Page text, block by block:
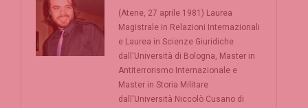
(Atene, 27 aprile 1981) Laurea
Magistrale in Relazioni Internazionali
e Laurea in Scienze Giuridiche
dall'Università di Bologna, Master in
Antiterrorismo Internazionale e
Master in Storia Militare
dall'Università Niccolò Cusano di